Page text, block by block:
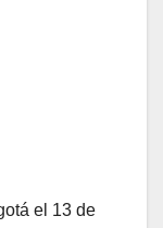
el 13 de